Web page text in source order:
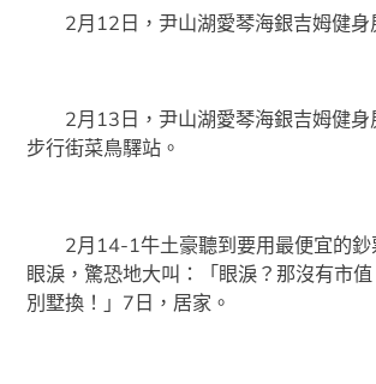
2月12日，尹山湖愛琴海銀吉姆健身
2月13日，尹山湖愛琴海銀吉姆健身
步行街菜鳥驛站。
2月14-1牛土豪聽到要用最便宜的鈔
眼淚，驚恐地大叫：「眼淚？那沒有市
別墅換！」7日，居家。